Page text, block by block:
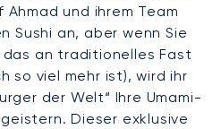
und ihrem Team
Sushi an, aber wenn Sie
an traditionelles Fast
so viel mehr ist), wird ihr
der Welt“ Ihre Umami-
Dieser exklusive